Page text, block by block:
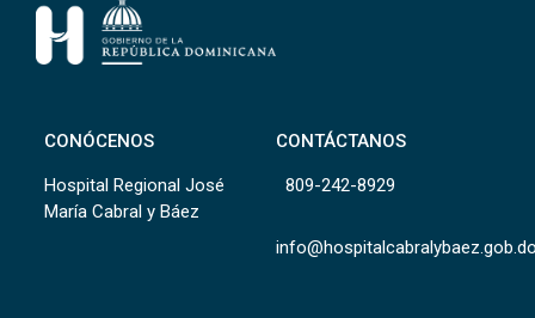
CONÓCENOS
Hospital Regional José
María Cabral y Báez
CONTÁCTANOS
809-242-8929